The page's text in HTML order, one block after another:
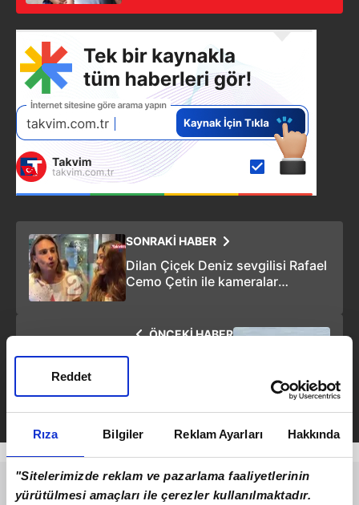
Rıza Bilgiler Reklam Ayarları Hakkında
"Sitelerimizde reklam ve pazarlama faaliyetlerinin
yürütülmesi amaçları ile çerezler kullanılmaktadır.
Reddet
Yılmaz Erdoğan'dan yeni aşk mı?
SONRAKİ HABER
Dilan Çiçek Deniz sevgilisi Rafael
Cemo Çetin ile kameralar
ÖNCEKİ HABER
Nilperi Şahinkaya sevgilisi Emre
Yusufi'yle tatil sezonunu